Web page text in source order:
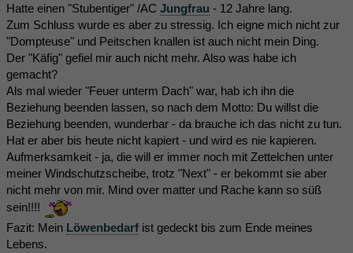
Hatte einen "Stubentiger" /AC Jungfrau - 12 Jahre lang.
Zum Schluss wurde es aber zu stressig. Ich eigne mich nicht zur
"Dompteuse" und Peitschen knallen ist auch nicht mein Ding.
Der "Käfig" gefiel mir auch nicht mehr. Also was habe ich
gemacht?
Als mal wieder "Feuer unterm Dach" war, hab ich ihn die
Beziehung beenden lassen, so nach dem Motto: Du willst die
Beziehung beenden, wunderbar - da brauche ich das nicht zu tun.
Hat er aber bis heute nicht kapiert - und wird es nie kapieren.
Aufmerksamkeit - ja, die will er immer noch mit Zettelchen unter
meiner Windschutzscheibe, trotz "Next" - er bekommt sie aber
nicht mehr von mir. Mind over matter und Rache kann so süß
sein!!!!
Fazit: Mein Löwenbedarf ist gedeckt bis zum Ende meines
Lebens.